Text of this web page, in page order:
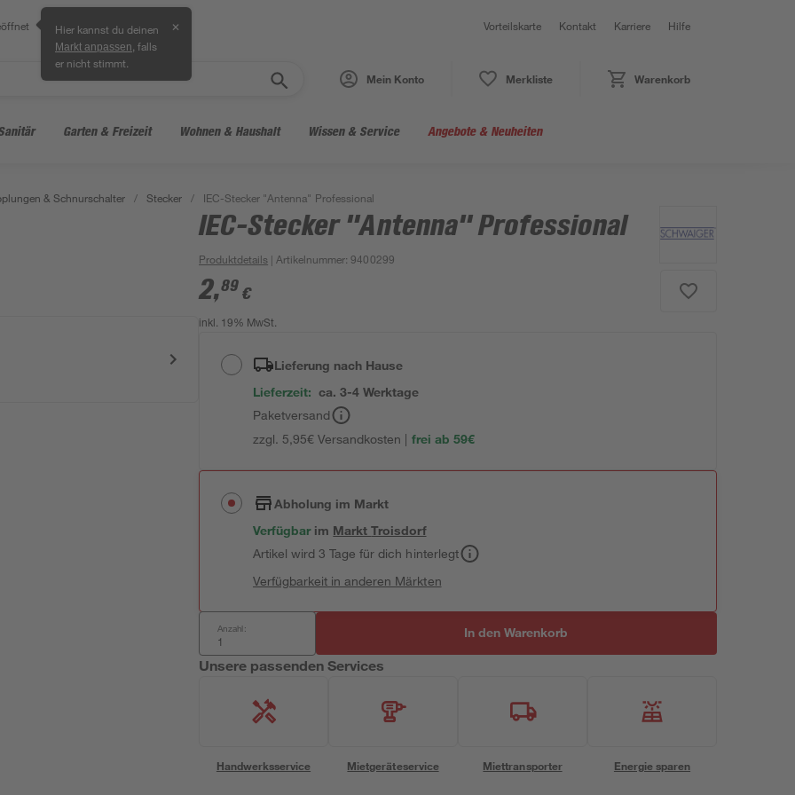
Hier kannst du deinen
Markt anpassen , falls
er nicht stimmt.
✕ Vorteilskarte Kontakt Karriere Hilfe
Mein Konto Merkliste Warenkorb
Garten & Freizeit Wohnen & Haushalt Wissen & Service Angebote & Neuheiten
& Schnurschalter / Stecker / IEC-Stecker "Antenna" Professional
IEC-Stecker "Antenna" Professional
Produktdetails | Artikelnummer:9400299
2,89 €
inkl. 19% MwSt.
Lieferung nach Hause
Lieferzeit: ca. 3-4 Werktage
Paketversand
zzgl. 5,95€ Versandkosten | frei ab 59€
Abholung im Markt
Verfügbar im MarktTroisdorf
Artikel wird 3 Tage für dich hinterlegt
Verfügbarkeit in anderen Märkten
Anzahl: In den Warenkorb
Unsere passenden Services
Handwerksservice Mietgeräteservice Miettransporter Energie sparen